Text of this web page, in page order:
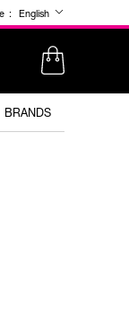
: English
BRANDS